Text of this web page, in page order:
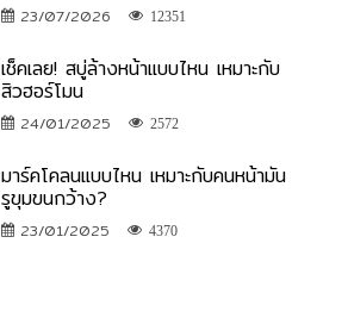
23/07/2026 12351
เช็คเลย! สบู่ล้างหน้าแบบไหน เหมาะกับ
สิวฮอร์โมน
24/01/2025 2572
มาร์คโคลนแบบไหน เหมาะกับคนหน้ามัน
รูขุมขนกว้าง?
23/01/2025 4370